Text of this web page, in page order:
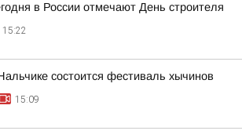
в России отмечают День строителя
15:22
состоится фестиваль хычинов
15:09